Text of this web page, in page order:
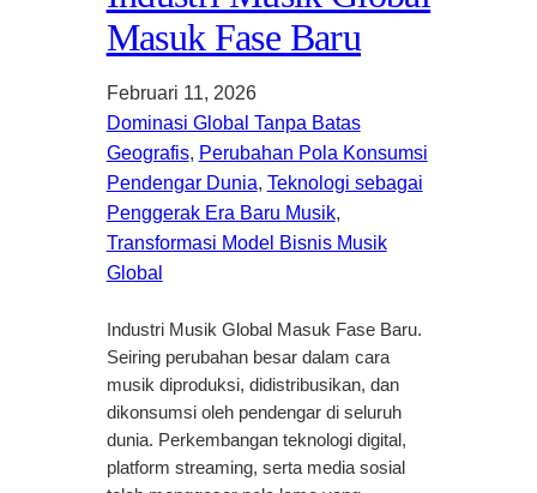
Masuk Fase Baru
Februari 11, 2026
Dominasi Global Tanpa Batas
Geografis, Perubahan Pola Konsumsi
Pendengar Dunia, Teknologi sebagai
Penggerak Era Baru Musik
Transformasi Model Bisnis Musik
Global
Industri Musik Global Masuk Fase Baru.
Seiring perubahan besar dalam cara
musik diproduksi, didistribusikan, dan
dikonsumsi oleh pendengar di seluruh
dunia. Perkembangan teknologi digital,
platform streaming, serta media sosial